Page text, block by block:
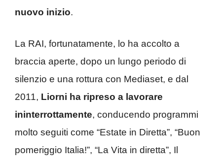
nuovo inizio.
La RAI, fortunatamente, lo ha accolto a
braccia aperte, dopo un lungo periodo di
silenzio e una rottura con Mediaset, e dal
2011, Liorni ha ripreso a lavorare
ininterrottamente, conducendo programmi
molto seguiti come “Estate in Diretta”, “Buon
pomeriggio Italia!”, “La Vita in diretta”, Il